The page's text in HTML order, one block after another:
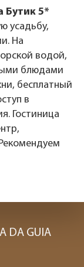
Бутик 5*
усадьбу,
На
водой,
блюдами
бесплатный
в
Гостиница
DA GUIA